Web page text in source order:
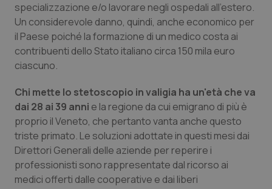
Valle D’Aosta
Veneto
Oncodermatologia
Oncoematologia
Psoriasi & pelle
Quotidiano Cardiologia
Quotidiano Chirurgia
specializzazione e/o lavorare negli ospedali all'estero.
Un considerevole danno, quindi, anche economico per
il Paese poiché la formazione di un medico costa ai
contribuenti dello Stato italiano circa 150 mila euro
ciascuno.
Chi mette lo stetoscopio in valigia ha un'età che va
dai 28 ai 39 anni e la regione da cui emigrano di più è
proprio il Veneto, che pertanto vanta anche questo
triste primato. Le soluzioni adottate in questi mesi dai
Direttori Generali delle aziende per reperire i
professionisti sono rappresentate dal ricorso ai
medici offerti dalle cooperative e dai liberi